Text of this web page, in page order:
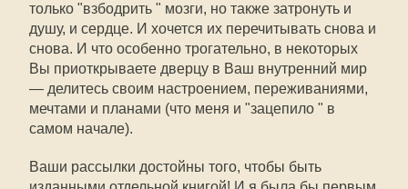
только "взбодрить " мозги, но также затронуть и
душу, и сердце. И хочется их перечитывать снова и
снова. И что особенно трогательно, в некоторых
Вы приоткрываете дверцу в Ваш внутренний мир
— делитесь своим настроением, переживаниями,
мечтами и планами (что меня и "зацепило " в
самом начале).
Ваши рассылки достойны того, чтобы быть